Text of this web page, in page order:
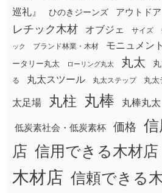
巡礼』
ひのきジーンズ アウトドア
レチック木材
オブジェ サイズ
ック ブランド林業・木材 モニュメント
ータリー丸太
ローリング丸太 丸太
る
丸太スツール 丸太ステップ 丸太
太足場 丸柱 丸棒 丸棒丸太
低炭素社会・低炭素杯 価格
店 信用できる木材店
木材店 信頼できる